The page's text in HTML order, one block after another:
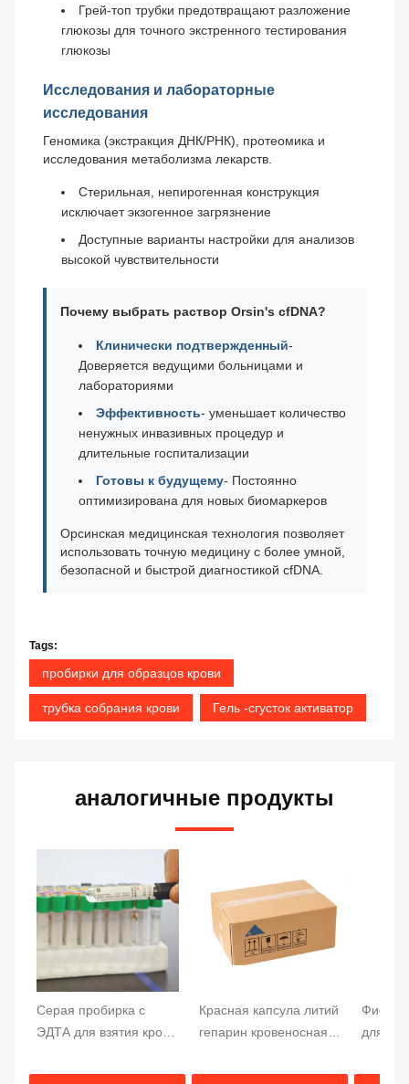
Грей-топ трубки предотвращают разложение
глюкозы для точного экстренного тестирования
глюкозы
Исследования и лабораторные
исследования
Геномика (экстракция ДНК/РНК), протеомика и
исследования метаболизма лекарств.
Стерильная, непирогенная конструкция
исключает экзогенное загрязнение
Доступные варианты настройки для анализов
высокой чувствительности
Почему выбрать раствор Orsin's cfDNA?
Клинически подтвержденный-
Доверяется ведущими больницами и
лабораториями
Эффективность- уменьшает количество
ненужных инвазивных процедур и
длительные госпитализации
Готовы к будущему- Постоянно
оптимизирована для новых биомаркеров
Орсинская медицинская технология позволяет
использовать точную медицину с более умной,
безопасной и быстрой диагностикой cfDNA.
Tags:
пробирки для образцов крови
трубка собрания крови Гель -сгусток активатор
аналогичные продукты
Серая пробирка с
ЭДТА для взятия крови
13x75 мм, образец
Красная капсула литий
гепарин кровеносная
быстрая сепарация
для